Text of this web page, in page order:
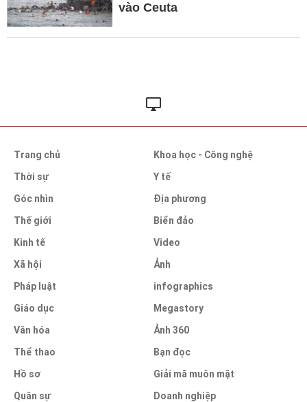
vào Ceuta
Trang chủ
Thời sự
Góc nhìn
Thế giới
Kinh tế
Xã hội
Pháp luật
Giáo dục
Văn hóa
Thể thao
Hồ sơ
Quân sự
Khoa học - Công nghệ
Y tế
Địa phương
Biển đảo
Video
Ảnh
infographics
Megastory
Ảnh 360
Bạn đọc
Giải mã muôn mặt
Doanh nghiệp